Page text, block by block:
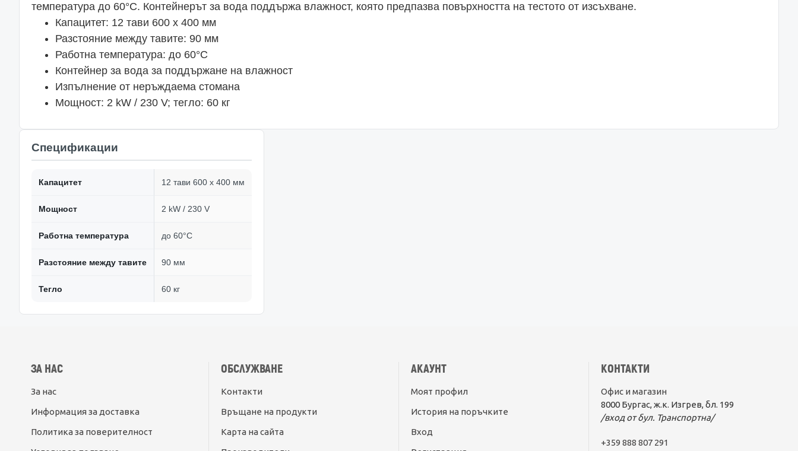
температура до 60°C. Контейнерът за вода поддържа влажност, която предпазва повърхността на тестото от изсъхване.
Капацитет: 12 тави 600 х 400 мм
Разстояние между тавите: 90 мм
Работна температура: до 60°C
Контейнер за вода за поддържане на влажност
Изпълнение от неръждаема стомана
Мощност: 2 kW / 230 V; тегло: 60 кг
Спецификации
Капацитет 12 тави 600 x 400 мм
Мощност 2 kW / 230 V
Работна температура до 60°C
Разстояние между тавите 90 мм
Тегло 60 кг
ЗА НАС
За нас
Информация за доставка
Политика за поверителност
ОБСЛУЖВАНЕ
Контакти
Връщане на продукти
Карта на сайта
АКАУНТ
Моят профил
История на поръчките
Вход
КОНТАКТИ
Офис и магазин
8000 Бургас, ж.к. Изгрев, бл. 199
/вход от бул. Транспортна/
+359 888 807 291